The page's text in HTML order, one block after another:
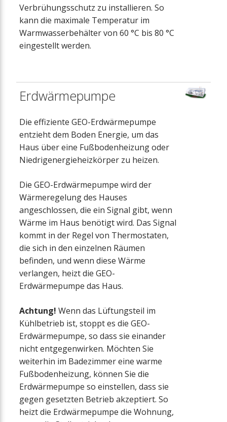
Verbrühungsschutz zu installieren. So
kann die maximale Temperatur im
Warmwasserbehälter von 60 °C bis 80 °C
eingestellt werden.
Erdwärmepumpe
Die effiziente GEO-Erdwärmepumpe
entzieht dem Boden Energie, um das
Haus über eine Fußbodenheizung oder
Niedrigenergieheizkörper zu heizen.
Die GEO-Erdwärmepumpe wird der
Wärmeregelung des Hauses
angeschlossen, die ein Signal gibt, wenn
Wärme im Haus benötigt wird. Das Signal
kommt in der Regel von Thermostaten,
die sich in den einzelnen Räumen
befinden, und wenn diese Wärme
verlangen, heizt die GEO-
Erdwärmepumpe das Haus.
Achtung! Wenn das Lüftungsteil im
Kühlbetrieb ist, stoppt es die GEO-
Erdwärmepumpe, so dass sie einander
nicht entgegenwirken. Möchten Sie
weiterhin im Badezimmer eine warme
Fußbodenheizung, können Sie die
Erdwärmepumpe so einstellen, dass sie
gegen gesetzten Betrieb akzeptiert. So
heizt die Erdwärmepumpe die Wohnung,